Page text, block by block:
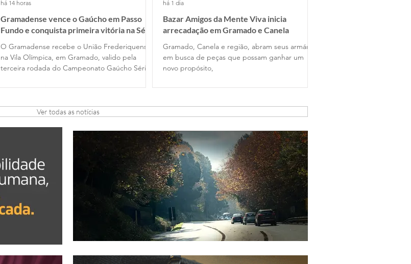
Gramadense vence o Gaúcho em Passo
Fundo e conquista primeira vitória na Série
O Gramadense recebe o União Frederiquense,
na Vila Olímpica, em Gramado, valido pela
terceira rodada do Campeonato Gaúcho Série
há 14 horas
Bazar Amigos da Mente Viva inicia
arrecadação em Gramado e Canela
Gramado, Canela e região, abram seus armários
em busca de peças que possam ganhar um
novo propósito,
há 1 dia
Ver todas as notícias